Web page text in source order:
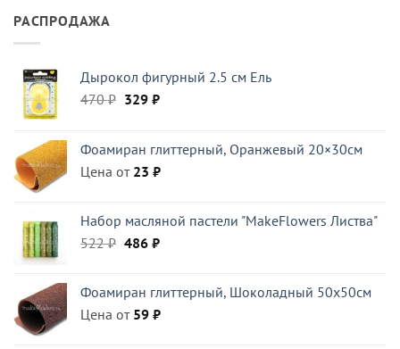
РАСПРОДАЖА
Дырокол фигурный 2.5 см Ель
470₽ Первоначальная
470 ₽.
329 ₽Текущая
Фоамиран глиттерный, Оранжевый 20×30см
Цена от 23 ₽
Набор масляной пастели "MakeFlowers Листва"
522₽ Первоначальная
522 ₽.
486 ₽Текущая
Фоамиран глиттерный, Шоколадный 50x50см
Цена от 59 ₽